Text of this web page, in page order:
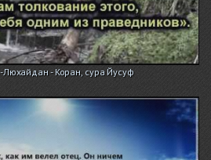
- Коран, сура Йусуф